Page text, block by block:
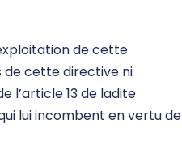
de cette
de cette directive ni
l’article 13 de ladite
lui incombent en vertu de